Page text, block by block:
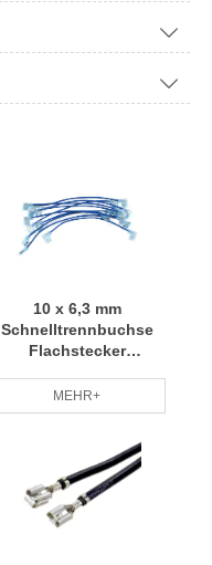


10 x 6,3 mm
Schnelltrennbuchse
Flachstecker
Draht
MEHR+